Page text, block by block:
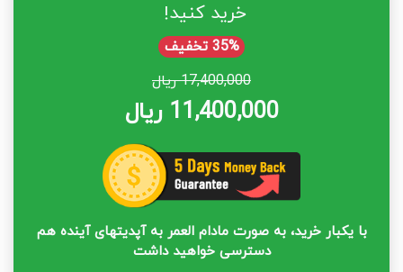
خرید کنید!
35% تخفیف
17,400,000 ریال
11,400,000 ریال
با یکبار خرید، به صورت مادام العمر به آپدیتهای آینده هم
دسترسی خواهید داشت